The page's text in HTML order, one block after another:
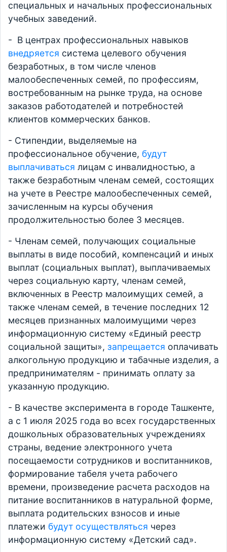
специальных и начальных профессиональных
учебных заведений.
- В центрах профессиональных навыков
внедряется система целевого обучения
безработных, в том числе членов
малообеспеченных семей, по профессиям,
востребованным на рынке труда, на основе
заказов работодателей и потребностей
клиентов коммерческих банков.
- Стипендии, выделяемые на
профессиональное обучение, будут
выплачиваться лицам с инвалидностью, а
также безработным членам семей, состоящих
на учете в Реестре малообеспеченных семей,
зачисленным на курсы обучения
продолжительностью более 3 месяцев.
- Членам семей, получающих социальные
выплаты в виде пособий, компенсаций и иных
выплат (социальных выплат), выплачиваемых
через социальную карту, членам семей,
включенных в Реестр малоимущих семей, а
также членам семей, в течение последних 12
месяцев признанных малоимущими через
информационную систему «Единый реестр
социальной защиты», запрещается оплачивать
алкогольную продукцию и табачные изделия, а
предпринимателям - принимать оплату за
указанную продукцию.
- В качестве эксперимента в городе Ташкенте,
а с 1 июля 2025 года во всех государственных
дошкольных образовательных учреждениях
страны, ведение электронного учета
посещаемости сотрудников и воспитанников,
формирование табеля учета рабочего
времени, произведение расчета расходов на
питание воспитанников в натуральной форме,
выплата родительских взносов и иные
платежи будут осуществляться через
информационную систему «Детский сад».